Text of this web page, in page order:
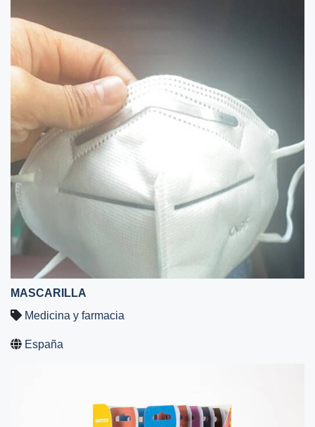
MASCARILLA
Medicina y farmacia
España